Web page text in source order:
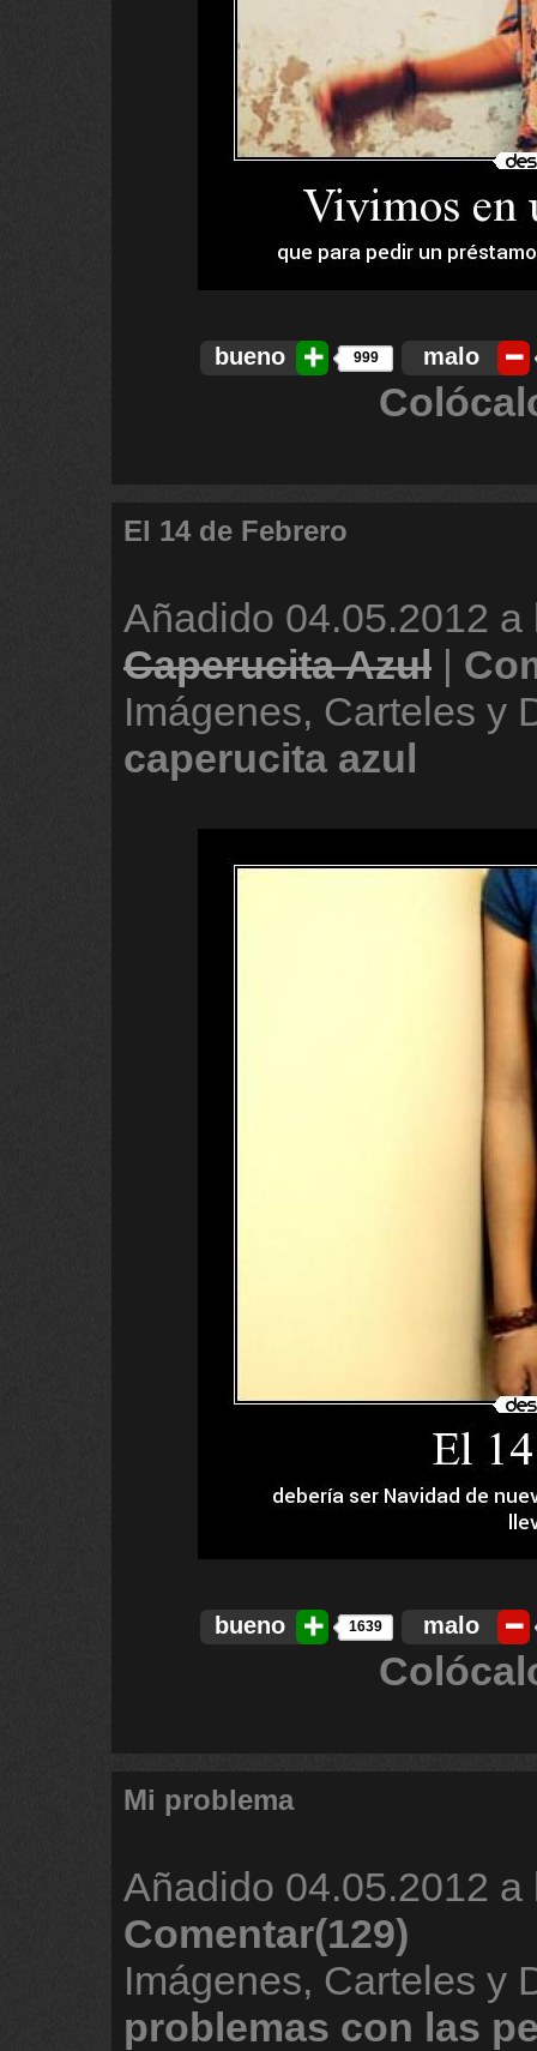
bueno 999 malo
El 14 de Febrero
Añadido 04.05.2012 a
Caperucita Azul |
Imágenes, Carteles y
caperucita azul
bueno 1639 malo
Mi problema
Añadido 04.05.2012 a
Comentar(129)
Imágenes, Carteles y
problemas con las